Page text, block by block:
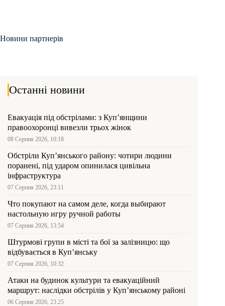
Новини партнерів
Останні новини
Евакуація під обстрілами: з Куп’янщини
правоохоронці вивезли трьох жінок
08 Серпня 2026, 10:18
Обстріли Куп’янського району: чотири людини
поранені, під ударом опинилася цивільна
інфраструктура
07 Серпня 2026, 23:11
Что покупают на самом деле, когда выбирают
настольную игру ручной работы
07 Серпня 2026, 13:54
Штурмові групи в місті та бої за залізницю: що
відбувається в Куп’янську
07 Серпня 2026, 10:32
Атаки на будинок культури та евакуаційний
маршрут: наслідки обстрілів у Куп’янському районі
06 Серпня 2026, 23:25